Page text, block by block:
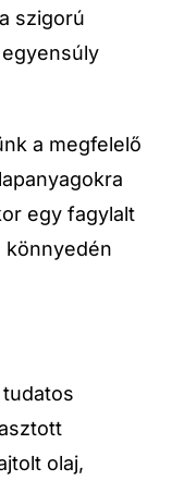
szigorú
a megfelelő
egy fagylalt
könnyedén
olaj,